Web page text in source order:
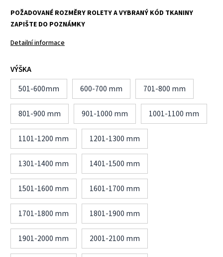
POŽADOVANÉ ROZMĚRY ROLETY A VYBRANÝ KÓD TKANINY
ZAPIŠTE DO POZNÁMKY
Detailní informace
VÝŠKA
501-600mm
600-700 mm 701-800 mm
801-900 mm 901-1000 mm 1001-1100 mm
1101-1200 mm 1201-1300 mm
1301-1400 mm 1401-1500 mm
1501-1600 mm 1601-1700 mm
1701-1800 mm 1801-1900 mm
1901-2000 mm 2001-2100 mm